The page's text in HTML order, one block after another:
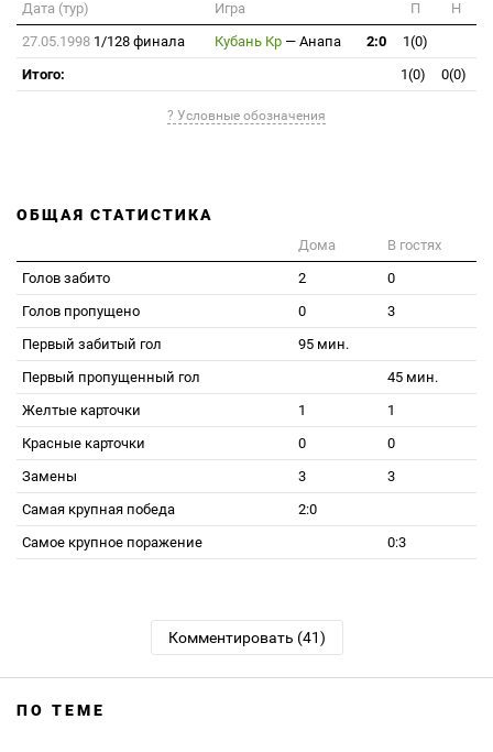
Дата (тур) Игра П
Н
27.05.1998 1/128 финала Кубань Кр — Анапа 2:0
1(0)
Итого:
1(0) 0(0)
? Условные обозначения
ОБЩАЯ СТАТИСТИКА
Дома
В гостях
Голов забито
2
0
Голов пропущено
0
3
Первый забитый гол
95 мин.
Первый пропущенный гол
45 мин.
Желтые карточки
1
1
Красные карточки
0
0
Замены
3
3
Самая крупная победа
2:0
Самое крупное поражение
0:3
Комментировать (41)
ПО ТЕМЕ